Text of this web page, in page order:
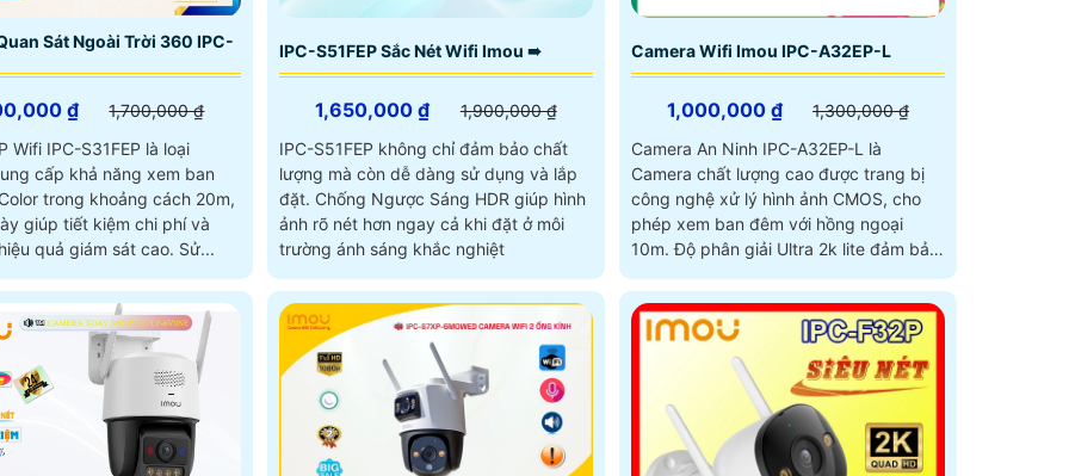
Sát Ngoài Trời 360 IPC-
₫
1,700,000 ₫
Wifi IPC-S31FEP là loại
cấp khả năng xem ban
trong khoảng cách 20m,
giúp tiết kiệm chi phí và
mang lại hiệu quả giám sát cao. Sử...
IPC-S51FEP Sắc Nét Wifi Imou ➠
1,650,000 ₫
1,900,000 ₫
IPC-S51FEP không chỉ đảm bảo chất
lượng mà còn dễ dàng sử dụng và lắp
đặt. Chống Ngược Sáng HDR giúp hình
ảnh rõ nét hơn ngay cả khi đặt ở môi
trường ánh sáng khắc nghiệt
Camera Wifi Imou IPC-A32EP-L
1,000,000 ₫
1,300,000 ₫
Camera An Ninh IPC-A32EP-L là
Camera chất lượng cao được trang bị
công nghệ xử lý hình ảnh CMOS, cho
phép xem ban đêm với hồng ngoại
10m. Độ phân giải Ultra 2k lite đảm bảo